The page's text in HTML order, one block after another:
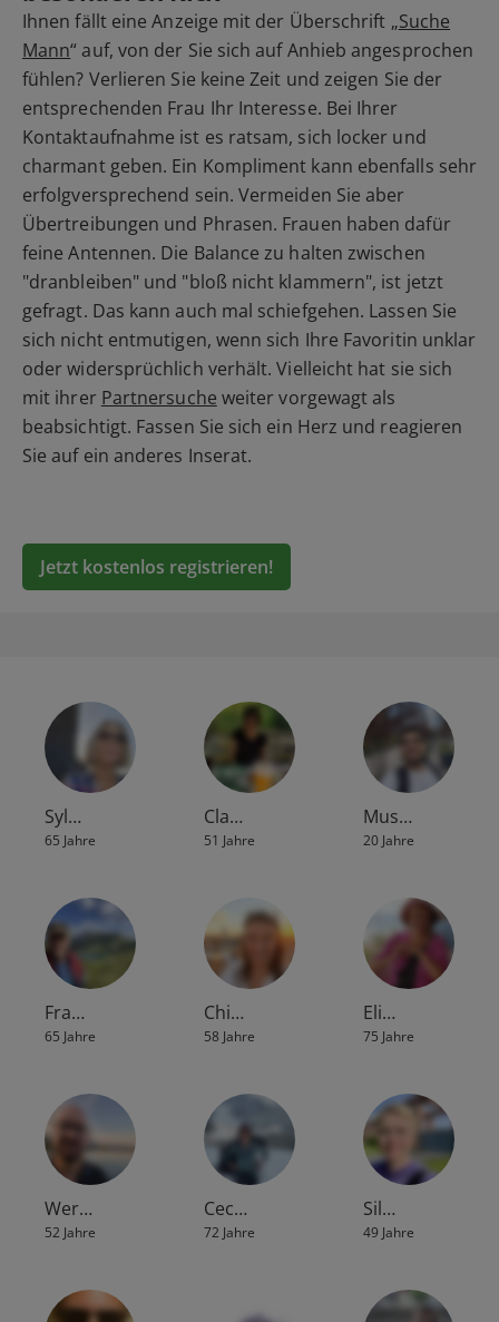
Ihnen fällt eine Anzeige mit der Überschrift „Suche
Mann“ auf, von der Sie sich auf Anhieb angesprochen
fühlen? Verlieren Sie keine Zeit und zeigen Sie der
entsprechenden Frau Ihr Interesse. Bei Ihrer
Kontaktaufnahme ist es ratsam, sich locker und
charmant geben. Ein Kompliment kann ebenfalls sehr
erfolgversprechend sein. Vermeiden Sie aber
Übertreibungen und Phrasen. Frauen haben dafür
feine Antennen. Die Balance zu halten zwischen
"dranbleiben" und "bloß nicht klammern", ist jetzt
gefragt. Das kann auch mal schiefgehen. Lassen Sie
sich nicht entmutigen, wenn sich Ihre Favoritin unklar
oder widersprüchlich verhält. Vielleicht hat sie sich
mit ihrer Partnersuche weiter vorgewagt als
beabsichtigt. Fassen Sie sich ein Herz und reagieren
Sie auf ein anderes Inserat.
Jetzt kostenlos registrieren!
Syl…
65 Jahre
Cla…
51 Jahre
Mus…
20 Jahre
Fra…
65 Jahre
Chi…
58 Jahre
Eli…
75 Jahre
Wer…
52 Jahre
Cec…
72 Jahre
Sil…
49 Jahre